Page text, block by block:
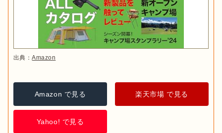
出典：Amazon
Amazon で見る 楽天市場 で見る
Yahoo! で見る